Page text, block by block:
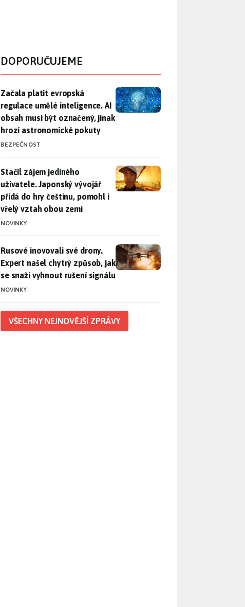
DOPORUČUJEME
Začala platit evropská regulace umělé inteligence. AI obsah
Začala platit evropská
regulace umělé inteligence. AI
obsah musí být označený, jinak
hrozí astronomické pokuty
BEZPEČNOST
Stačil zájem jediného uživatele. Japonský vývojář přidá do hry
Stačil zájem jediného
uživatele. Japonský vývojář
přidá do hry češtinu, pomohl i
vřelý vztah obou zemí
NOVINKY
Rusové inovovali své drony. Expert našel chytrý způsob, jak se
Rusové inovovali své drony.
Expert našel chytrý způsob, jak
se snaží vyhnout rušení signálu
NOVINKY
VŠECHNY NEJNOVĚJŠÍ ZPRÁVY